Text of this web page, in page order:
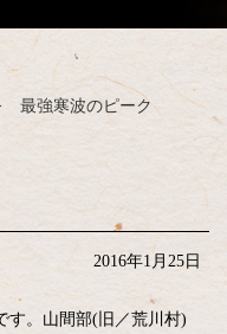
最強寒波のピーク
2016年1月25日
。山間部(旧／荒川村)